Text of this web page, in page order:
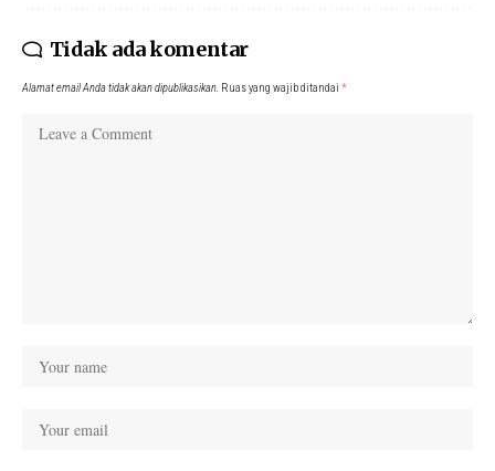
Tidak ada komentar
Alamat email Anda tidak akan dipublikasikan. Ruas yang wajib ditandai *